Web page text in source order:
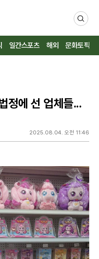
검
일간스포츠 해외 문화토픽
정에 선 업체들...
2025.08.04. 오전 11:46